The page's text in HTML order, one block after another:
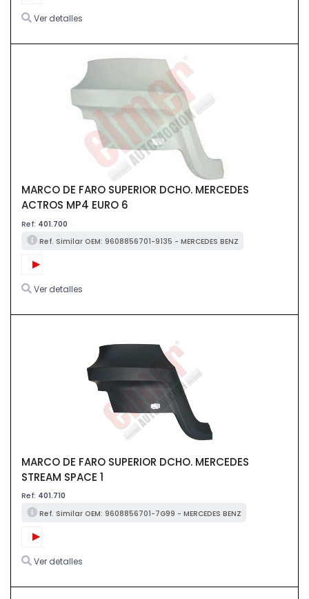
Ver detalles
MARCO DE FARO SUPERIOR DCHO. MERCEDES
ACTROS MP4 EURO 6
Ref: 401.700
Ref. Similar OEM: 9608856701-9135 - MERCEDES BENZ
Ver detalles
MARCO DE FARO SUPERIOR DCHO. MERCEDES
STREAM SPACE 1
Ref: 401.710
Ref. Similar OEM: 9608856701-7G99 - MERCEDES BENZ
Ver detalles